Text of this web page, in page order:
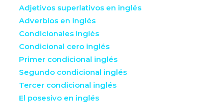
Adjetivos superlativos en inglés
Adverbios en inglés
Condicionales inglés
Condicional cero inglés
Primer condicional inglés
Segundo condicional inglés
Tercer condicional inglés
El posesivo en inglés